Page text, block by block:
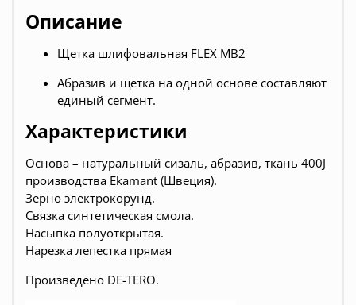
Описание
Щетка шлифовальная FLEX MB2
Абразив и щетка на одной основе составляют
единый сегмент.
Характеристики
Основа – натуральный сизаль, абразив, ткань 400J
производства Ekamant (Швеция).
Зерно электрокорунд.
Связка синтетическая смола.
Насыпка полуоткрытая.
Нарезка лепестка прямая
Произведено DE-TERO.